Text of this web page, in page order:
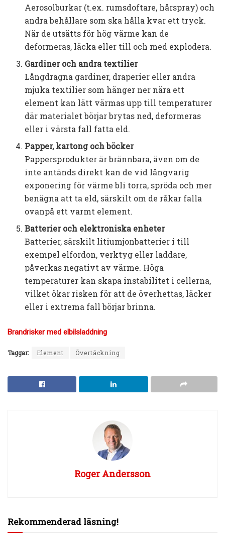
Aerosolburkar (t.ex. rumsdoftare, hårspray) och
andra behållare som ska hålla kvar ett tryck.
När de utsätts för hög värme kan de
deformeras, läcka eller till och med explodera.
Gardiner och andra textilier
Långdragna gardiner, draperier eller andra
mjuka textilier som hänger ner nära ett
element kan lätt värmas upp till temperaturer
där materialet börjar brytas ned, deformeras
eller i värsta fall fatta eld.
Papper, kartong och böcker
Pappersprodukter är brännbara, även om de
inte antänds direkt kan de vid långvarig
exponering för värme bli torra, spröda och mer
benägna att ta eld, särskilt om de råkar falla
ovanpå ett varmt element.
Batterier och elektroniska enheter
Batterier, särskilt litiumjon­batterier i till
exempel elfordon, verktyg eller laddare,
påverkas negativt av värme. Höga
temperaturer kan skapa instabilitet i cellerna,
vilket ökar risken för att de överhettas, läcker
eller i extrema fall börjar brinna.
Brandrisker med elbilsladdning
Taggar: Element Övertäckning
Roger Andersson
Rekommenderad läsning!